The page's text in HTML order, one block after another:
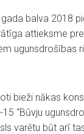
balva 2018
attieksme
ugunsdrošības
bieži nākas
“Būvju
varētu būt arī